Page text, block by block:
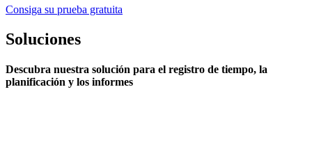
Consiga su prueba gratuita
Soluciones
Descubra nuestra solución para el registro de tiempo, la
planificación y los informes